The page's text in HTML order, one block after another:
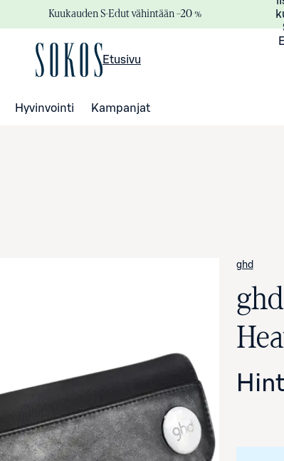
Kuukauden S-Edut vähintään –20 %
Etusivu
Hyvinvointi Kampanjat
ghd